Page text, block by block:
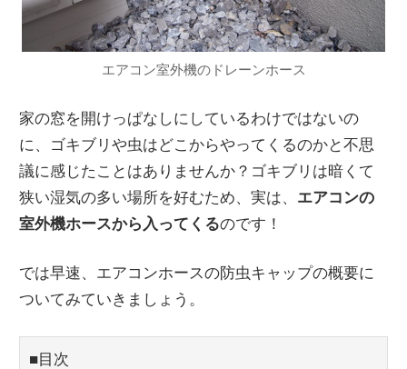
エアコン室外機のドレーンホース
家の窓を開けっぱなしにしているわけではないの
に、ゴキブリや虫はどこからやってくるのかと不思
議に感じたことはありませんか？ゴキブリは暗くて
狭い湿気の多い場所を好むため、実は、 エアコンの
室外機ホースから入ってくるのです！
では早速、エアコンホースの防虫キャップの概要に
ついてみていきましょう。
■目次